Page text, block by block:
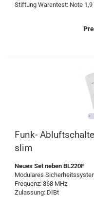
Stiftung Warentest: Note 1,9
Funk-
slim
Neues Set neben BL220F
Modulares
Frequenz: 868 MHz
Zulassung: DIBt